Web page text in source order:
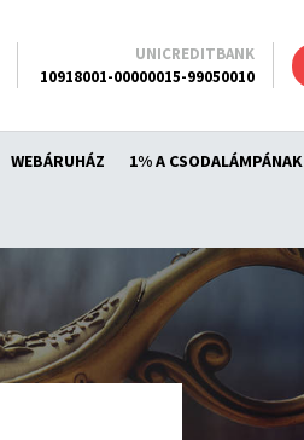
WEBÁRUHÁZ 1% A CSODALÁMPÁNAK
UNICREDITBANK
10918001-00000015-99050010